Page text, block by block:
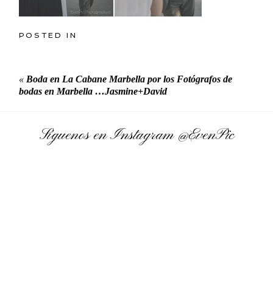
POSTED IN
« Boda en La Cabane Marbella por los Fotógrafos de
bodas en Marbella …Jasmine+David
Síguenos en Instagram@EvenPic